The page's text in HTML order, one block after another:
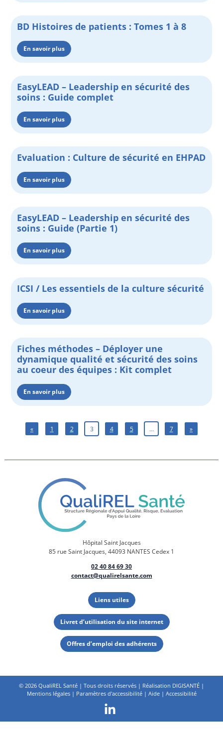
BD Histoires de patients : Tomes 1 à 8
En savoir plus
EasyLEAD – Leadership en sécurité des
soins : Guide complet
En savoir plus
Evaluation : Culture de sécurité en EHPAD
En savoir plus
EasyLEAD – Leadership en sécurité des
soins : Guide (Partie 1)
En savoir plus
ICSI / Les essentiels de la culture sécurité
En savoir plus
Fiches méthodes – Déployer une
dynamique qualité et sécurité des soins
au coeur des équipes : Kit complet
En savoir plus
« 1 2 3 4 5 … 7 »
Hôpital Saint Jacques
85 rue Saint Jacques, 44093 NANTES Cedex 1
02 40 84 69 30
contact@qualirelsante.com
Liens utiles
Livret d’utilisation du site internet
Offres d’emploi des adhérents
© 2026 QualiREL Santé | Tous droits réservés | Réalisation DIGISANTÉ |
Mentions légales| Paramètres d'accessibilité| Aide| Accessibilité